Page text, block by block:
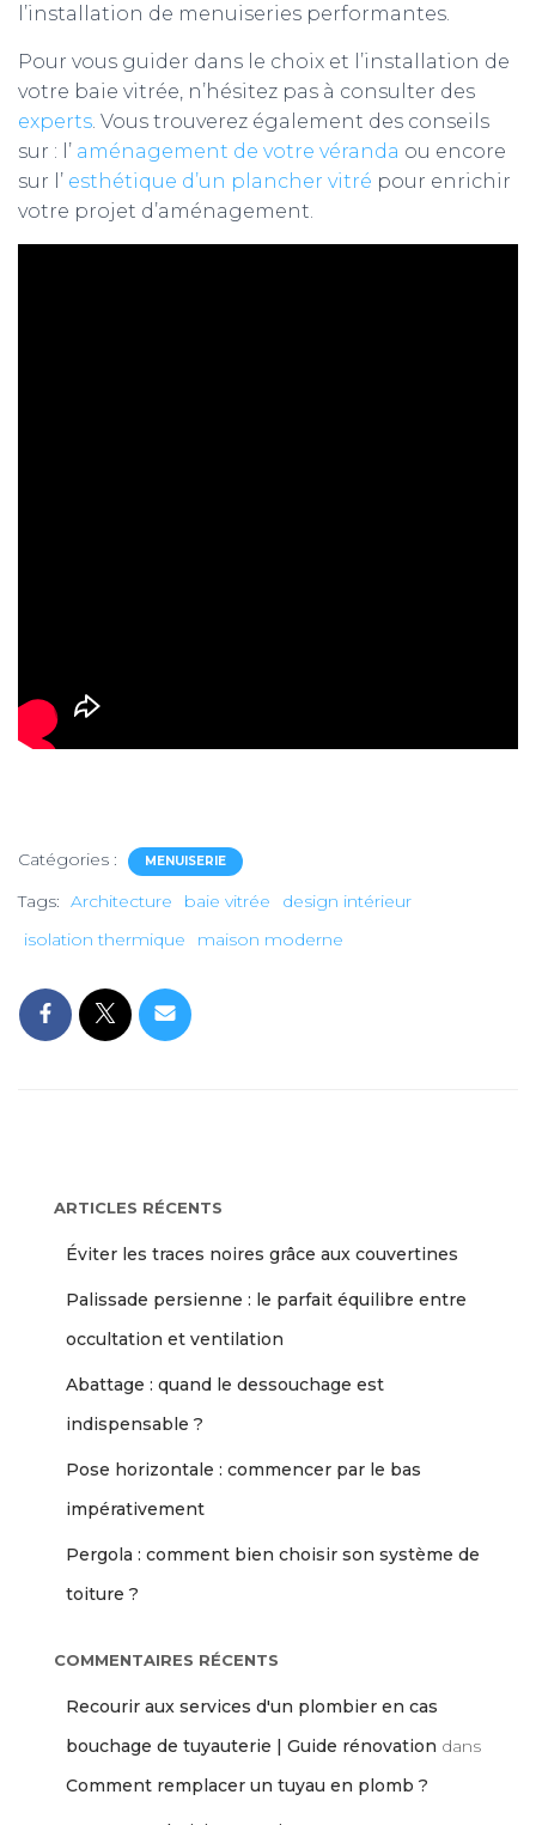
l’installation de menuiseries performantes.
Pour vous guider dans le choix et l’installation de
votre baie vitrée, n’hésitez pas à consulter des
experts . Vous trouverez également des conseils
sur : l’ aménagement de votre véranda ou encore
sur l’ esthétique d’un plancher vitré pour enrichir
votre projet d’aménagement.
Catégories : MENUISERIE
Tags: Architecture baie vitrée
design intérieur
isolation thermique
maison moderne
ARTICLES RÉCENTS
Éviter les traces noires grâce aux couvertines
Palissade persienne : le parfait équilibre entre
occultation et ventilation
Abattage : quand le dessouchage est
indispensable ?
Pose horizontale : commencer par le bas
impérativement
Pergola : comment bien choisir son système de
toiture ?
COMMENTAIRES RÉCENTS
Recourir aux services d'un plombier en cas
bouchage de tuyauterie | Guide rénovation dans
Comment remplacer un tuyau en plomb ?